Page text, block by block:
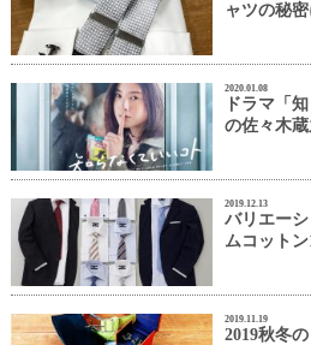
ャツの秘
2020.01.08
ドラマ「
の佐々木
2019.12.13
バリエー
ムコット
2019.11.19
2019秋冬